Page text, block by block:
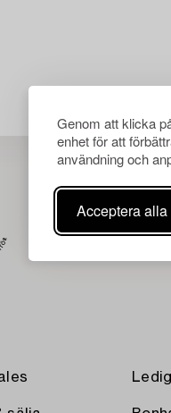
Genom att klicka
enhet för att
användning och
Acceptera alla